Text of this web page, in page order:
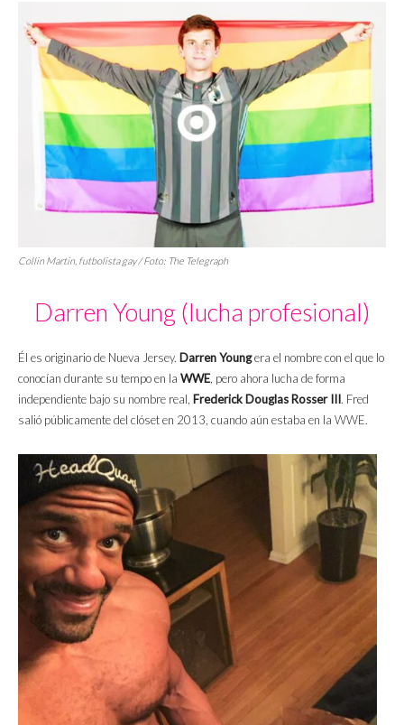
Collin Martin, futbolista gay / Foto: The Telegraph
Darren Young (lucha profesional)
Él es originario de Nueva Jersey. Darren Youngera el nombre con el que lo
conocían durante su tempo en la WWE, pero ahora lucha de forma
independiente bajo su nombre real, Frederick Douglas Rosser III. Fred
salió públicamente del clóset en 2013, cuando aún estaba en la WWE.